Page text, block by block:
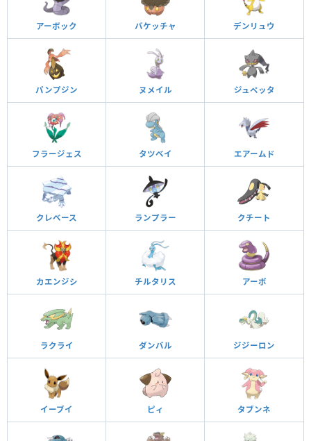
アーボック バケッチャ デンリュウ
パンプジン ヌメイル ジュペッタ
フラージェス タツベイ エアームド
クレベース ランプラー クチート
カエンジシ チルタリス アーボ
ラクライ ダンバル ジジーロン
イーブイ ピィ タブンネ